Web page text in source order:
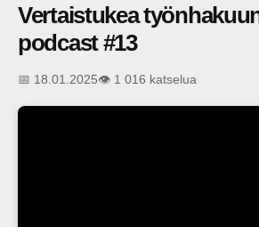
Vertaistukea
podcast #13
📅 18.01.2025👁️ 1 016 katselua